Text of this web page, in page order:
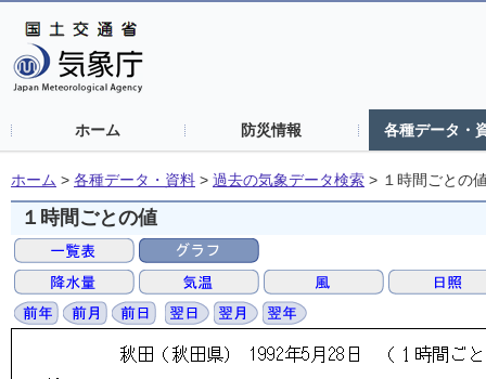
ホーム 防災情報 各種データ・
ホーム > 各種データ・資料 > 過去の気象データ検索 > １時間ごとの
１時間ごとの値